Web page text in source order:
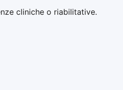
cliniche o riabilitative.